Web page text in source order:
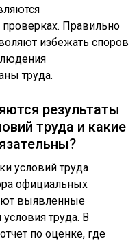
Правильно
избежать споров
труда.
результаты
труда и какие
условий труда
официальных
выявленные
условия труда. В
по оценке, где